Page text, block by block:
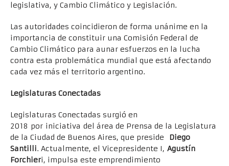
legislativa, y Cambio Climático y Legislación.
Las autoridades coincidieron de forma unánime en la
importancia de constituir una Comisión Federal de
Cambio Climático para aunar esfuerzos en la lucha
contra esta problemática mundial que está afectando
cada vez más el territorio argentino.
Legislaturas Conectadas
Legislaturas Conectadas surgió en
2018 por iniciativa del área de Prensa de la Legislatura
de la Ciudad de Buenos Aires, que preside
Diego
Santilli. Actualmente, el Vicepresidente I, Agustín
Forchieri, impulsa este emprendimiento